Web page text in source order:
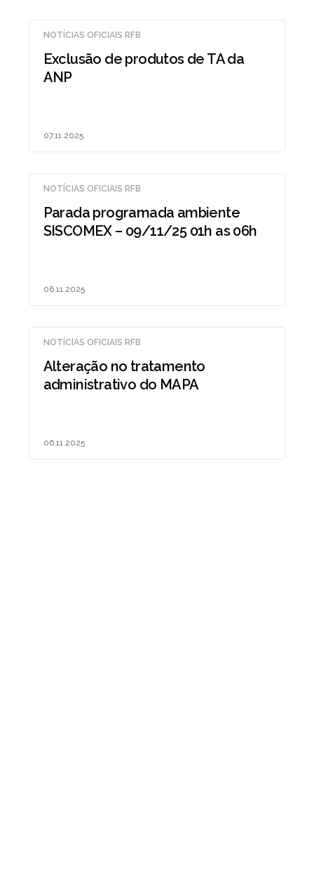
NOTÍCIAS OFICIAIS RFB
Exclusão de produtos de TA da
ANP
07.11.2025
NOTÍCIAS OFICIAIS RFB
Parada programada ambiente
SISCOMEX – 09/11/25 01h as 06h
06.11.2025
NOTÍCIAS OFICIAIS RFB
Alteração no tratamento
administrativo do MAPA
06.11.2025